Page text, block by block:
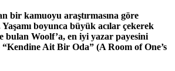
bir kamuoyu araştırmasına göre
Yaşamı boyunca büyük acılar çekerek
bulan Woolf’a, en iyi yazar payesini
“Kendine Ait Bir Oda” (A Room of One’s